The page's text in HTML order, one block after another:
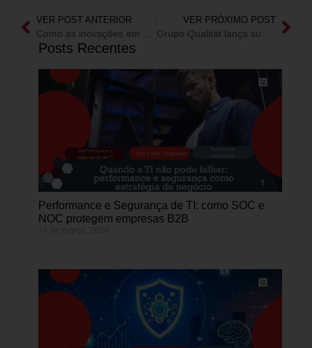
VER POST ANTERIOR
Como as inovações em armazenamento podem amplificar o valor dos dados
VER PRÓXIMO POST
Grupo Qualität lança sua Plataforma de Monitoramento de Ativos de TI
Posts Recentes
Performance e Segurança de TI: como SOC e
NOC protegem empresas B2B